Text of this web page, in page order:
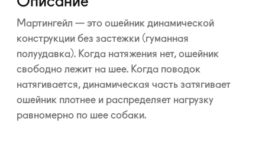
Мартингейл — это ошейник динамической
конструкции без застежки (гуманная
полуудавка). Когда натяжения нет, ошейник
свободно лежит на шее. Когда поводок
натягивается, динамическая часть затягивает
ошейник плотнее и распределяет нагрузку
равномерно по шее собаки.